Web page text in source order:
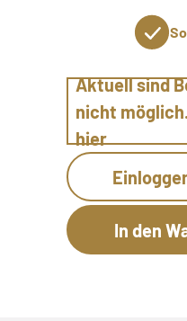
Aktuell sind
nicht
hier